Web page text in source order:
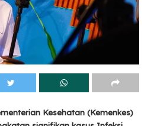
Kesehatan (Kemenkes)